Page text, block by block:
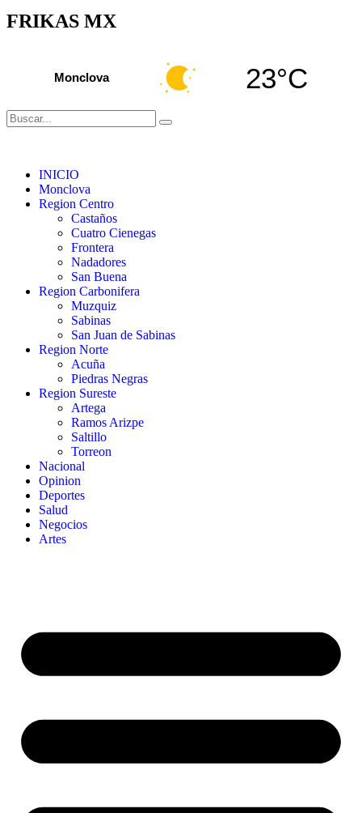
FRIKAS MX
Monclova 23°C
INICIO
Monclova
Region Centro
Castaños
Cuatro Cienegas
Frontera
Nadadores
San Buena
Region Carbonifera
Muzquiz
Sabinas
San Juan de Sabinas
Region Norte
Acuña
Piedras Negras
Region Sureste
Artega
Ramos Arizpe
Saltillo
Torreon
Nacional
Opinion
Deportes
Salud
Negocios
Artes